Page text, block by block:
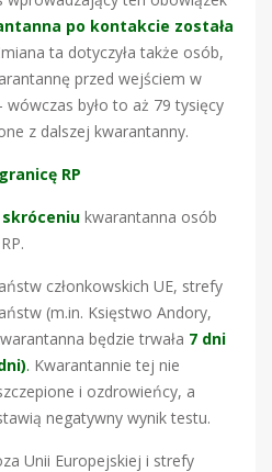
po kontakcie została
ta dotyczyła także osób,
przed wejściem w
było to aż 79 tysięcy
z dalszej kwarantanny.
RP
kwarantanna osób
członkowskich UE, strefy
(m.in. Księstwo Andory,
będzie trwała 7 dni
. Kwarantannie tej nie
i ozdrowieńcy, a
negatywny wynik testu.
Unii Europejskiej i strefy